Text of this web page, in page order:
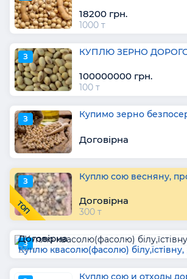
18200 грн.
1000 т
З КУПЛЮ ЗЕРНО
100000000 грн.
100 т
З Купимо зерно
Договірна
ТОП
З Куплю сою весняну,
Договірна
300 т
З
Куплю квасолю(фасолю) білу,їстівну,
Договірна
24 т
Куплю сою и отходы